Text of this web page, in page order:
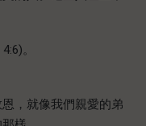
。
，就像我們親愛的弟